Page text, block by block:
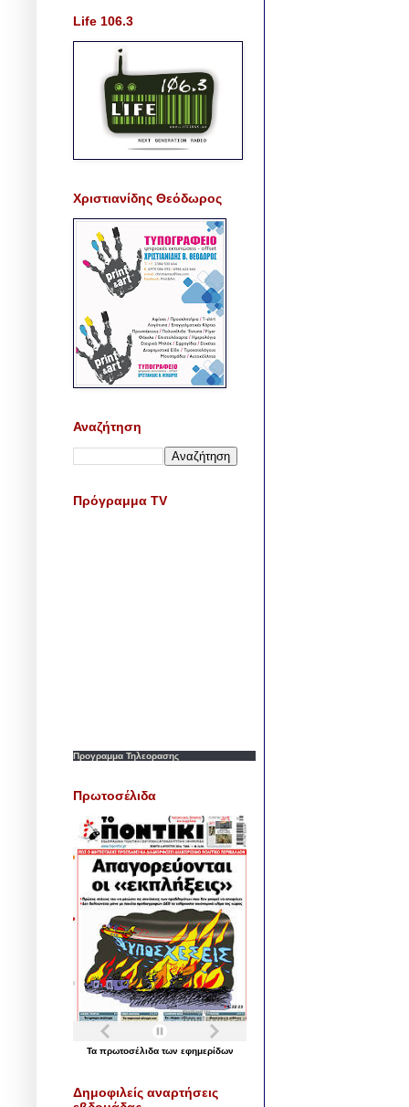
Life 106.3
Χριστιανίδης Θεόδωρος
Αναζήτηση
Πρόγραμμα TV
Προγραμμα Τηλεορασης
Πρωτοσέλιδα
Τα πρωτοσέλιδα των εφημερίδων
Δημοφιλείς αναρτήσεις